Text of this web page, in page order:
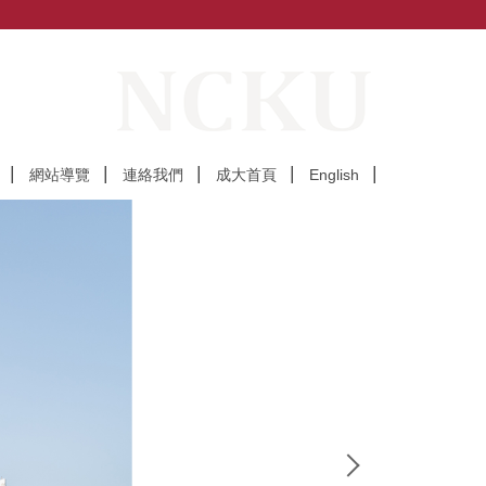
網站導覽 連絡我們 成大首頁 English